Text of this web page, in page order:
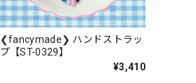
❮fancymade❯ ハンドストラッ
プ【ST-0329】
¥3,410